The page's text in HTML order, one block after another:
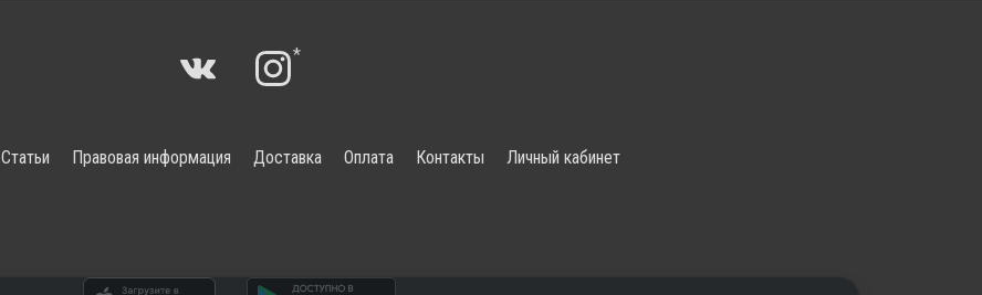
*
Статьи Правовая информация Доставка Оплата Контакты Личный кабинет